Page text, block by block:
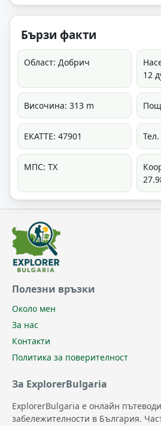
Бързи факти
Област: Добрич
12
Височина: 313 m
ЕКАТТЕ: 47901
МПС: ТХ
Полезни връзки
Около мен
За нас
Контакти
Политика за поверителност
За ExplorerBulgaria
ExplorerBulgaria е онлайн
забележителности в България.